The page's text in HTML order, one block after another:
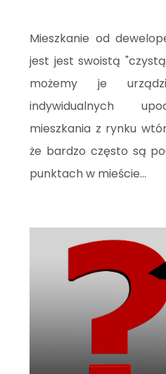
Mieszkanie od
jest jest swoistą
możemy je
indywidualnych
mieszkania z rynku
że bardzo często są
punktach w mieście...